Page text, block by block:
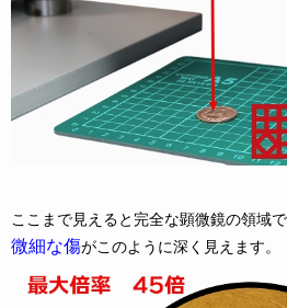
ここまで見えると完全な顕微鏡の領域
微細な傷がこのように深く見えます。